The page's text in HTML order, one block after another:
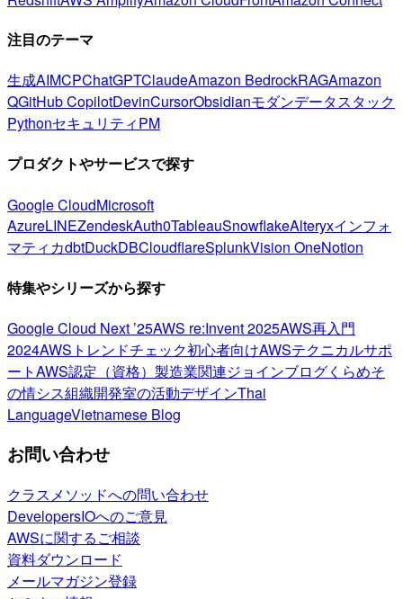
注目のテーマ
生成AIMCPChatGPTClaudeAmazon BedrockRAGAmazon
QGitHub CopilotDevinCursorObsidianモダンデータスタック
PythonセキュリティPM
プロダクトやサービスで探す
Google CloudMicrosoft
AzureLINEZendeskAuth0TableauSnowflakeAlteryxインフォ
マティカdbtDuckDBCloudflareSplunkVision OneNotion
特集やシリーズから探す
Google Cloud Next ’25AWS re:Invent 2025AWS再入門
2024AWSトレンドチェック初心者向けAWSテクニカルサポ
ートAWS認定（資格） 製造業関連ジョインブログくらめそ
の情シス組織開発室の活動デザインThai
LanguageVietnamese Blog
お問い合わせ
クラスメソッドへの問い合わせ
DevelopersIOへのご意見
AWSに関するご相談
資料ダウンロード
メールマガジン登録